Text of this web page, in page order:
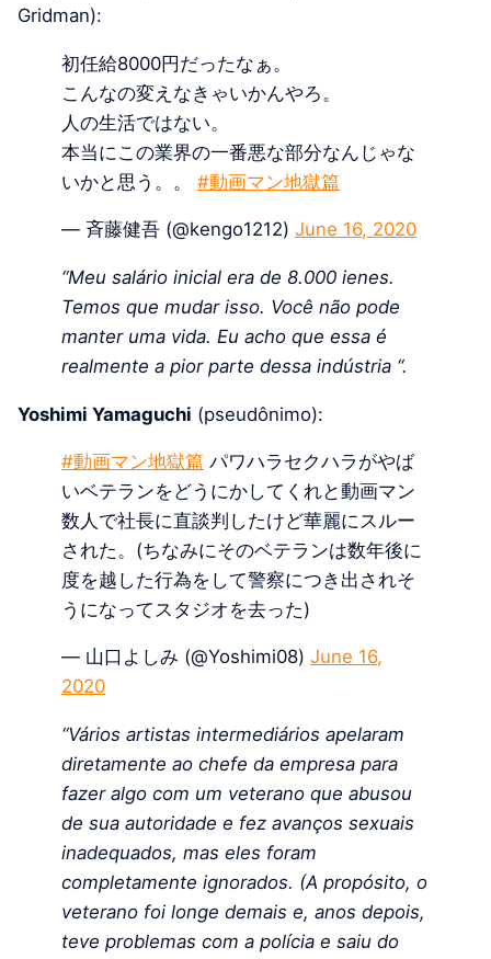
Gridman):
初任給8000円だったなぁ。
こんなの変えなきゃいかんやろ。
人の生活ではない。
本当にこの業界の一番悪な部分なんじゃな
いかと思う。。 #動画マン地獄篇
— 斉藤健吾 (@kengo1212) June 16, 2020
“Meu salário inicial era de 8.000 ienes.
Temos que mudar isso. Você não pode
manter uma vida. Eu acho que essa é
realmente a pior parte dessa indústria “.
Yoshimi Yamaguchi (pseudônimo):
#動画マン地獄篇 パワハラセクハラがやば
いベテランをどうにかしてくれと動画マン
数人で社長に直談判したけど華麗にスルー
された。(ちなみにそのベテランは数年後に
度を越した行為をして警察につき出されそ
うになってスタジオを去った)
— 山口よしみ (@Yoshimi08) June 16,
2020
“Vários artistas intermediários apelaram
diretamente ao chefe da empresa para
fazer algo com um veterano que abusou
de sua autoridade e fez avanços sexuais
inadequados, mas eles foram
completamente ignorados. (A propósito, o
veterano foi longe demais e, anos depois,
teve problemas com a polícia e saiu do